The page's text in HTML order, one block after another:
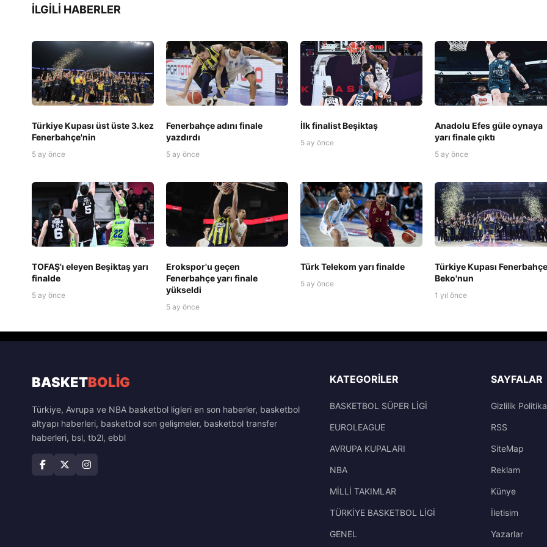
İLGILI HABERLER
Türkiye Kupası üst üste 3.kez
Fenerbahçe'nin
5 ay önce
Fenerbahçe adını finale
yazdırdı
5 ay önce
İlk finalist Beşiktaş
5 ay önce
Anadolu Efes güle oynaya
yarı finale çıktı
5 ay önce
TOFAŞ'ı eleyen Beşiktaş yarı
finalde
5 ay önce
Erokspor'u geçen
Fenerbahçe yarı finale
yükseldi
5 ay önce
Türk Telekom yarı finalde
5 ay önce
Türkiye Kupası Fenerbahçe
Beko'nun
1 yıl önce
BASKETBOLİG
Türkiye, Avrupa ve NBA basketbol ligleri en son haberler, basketbol
altyapı haberleri, basketbol son gelişmeler, basketbol transfer
haberleri, bsl, tb2l, ebbl
KATEGORILER
BASKETBOL SÜPER LİGİ
EUROLEAGUE
AVRUPA KUPALARI
NBA
MİLLİ TAKIMLAR
TÜRKİYE BASKETBOL LİGİ
GENEL
SAYFALAR
Gizlilik
RSS
SiteMap
Reklam
Künye
İletisim
Yazarlar